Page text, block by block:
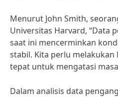
Menurut John Smith,
Universitas Harvard, “Data
saat ini mencerminkan
stabil. Kita perlu melakukan
tepat untuk mengatasi
Dalam analisis data